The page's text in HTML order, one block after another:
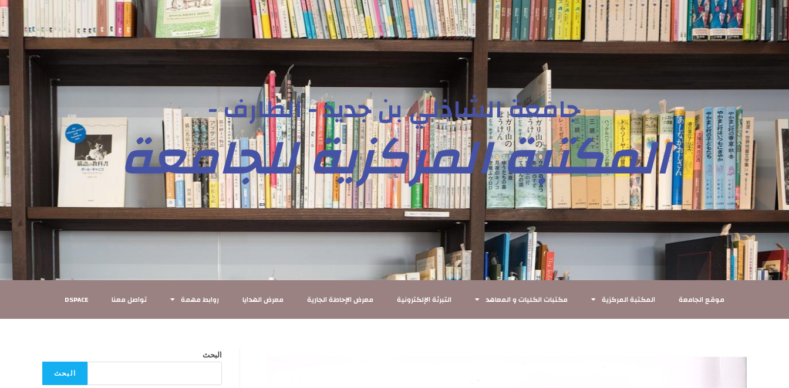
جامعة الشاذلي بن جديد - الطارف -
المكتبة المركزية للجامعة
موقع الجامعة المكتبة المركزية مكتبات الكليات و المعاهد التبرئة الإلكترونية معرض الإحاطة الجارية معرض الهدايا روابط مهمة تواصل معنا DSPACE
البحث
البحث